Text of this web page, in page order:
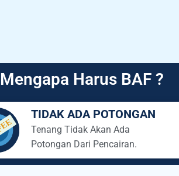
Mengapa Harus BAF ?
TIDAK ADA POTONGAN
Tenang Tidak Akan Ada
Potongan Dari Pencairan.